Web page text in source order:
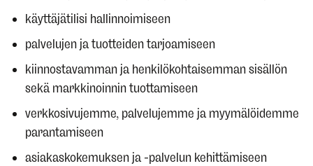
käyttäjätilisi hallinnoimiseen
palvelujen ja tuotteiden tarjoamiseen
kiinnostavamman ja henkilökohtaisemman sisällön
sekä markkinoinnin tuottamiseen
verkkosivujemme, palvelujemme ja myymälöidemme
parantamiseen
asiakaskokemuksen ja -palvelun kehittämiseen